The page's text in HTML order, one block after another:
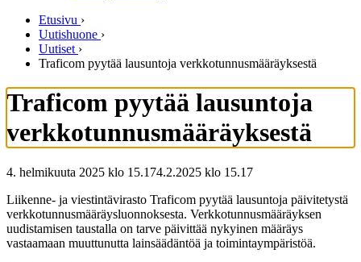
Etusivu ›
Uutishuone ›
Uutiset ›
Traficom pyytää lausuntoja verkkotunnusmääräyksestä
Traficom pyytää lausuntoja
verkkotunnusmääräyksestä
4. helmikuuta 2025 klo 15.174.2.2025 klo 15.17
Liikenne- ja viestintävirasto Traficom pyytää lausuntoja päivitetystä
verkkotunnusmääräysluonnoksesta. Verkkotunnusmääräyksen
uudistamisen taustalla on tarve päivittää nykyinen määräys
vastaamaan muuttunutta lainsäädäntöä ja toimintaympäristöä.